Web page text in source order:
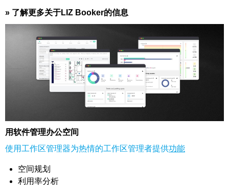
» 了解更多关于LIZ Booker的信息
用软件管理办公空间
使用工作区管理器为热情的工作区管理者提供功能
空间规划
利用率分析